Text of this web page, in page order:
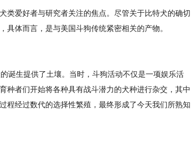
类爱好者与研究者关注的焦点。尽管关于比特犬的确切
体而言，是与美国斗狗传统紧密相关的产物。
诞生提供了土壤。当时，斗狗活动不仅是一项娱乐活
种者们开始将各种具有战斗潜力的犬种进行杂交，其中
程经过数代的选择性繁殖，最终形成了今天我们所熟知